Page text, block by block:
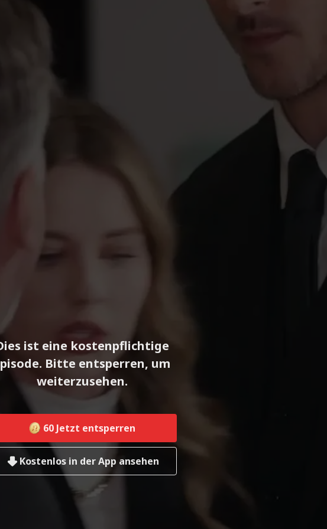
ist eine kostenpflichtige
Bitte entsperren, um
weiterzusehen.
60 Jetzt entsperren
Kostenlos in der App ansehen